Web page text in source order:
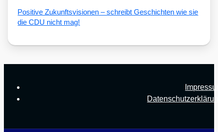
Posi­ti­ve Zukunfts­vi­sio­nen – schreibt Geschich­ten wie sie
die CDU nicht mag!